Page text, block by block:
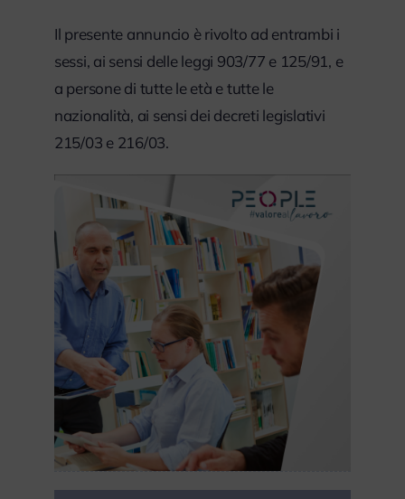
Il presente annuncio è rivolto ad entrambi i
sessi, ai sensi delle leggi 903/77 e 125/91, e
a persone di tutte le età e tutte le
nazionalità, ai sensi dei decreti legislativi
215/03 e 216/03.